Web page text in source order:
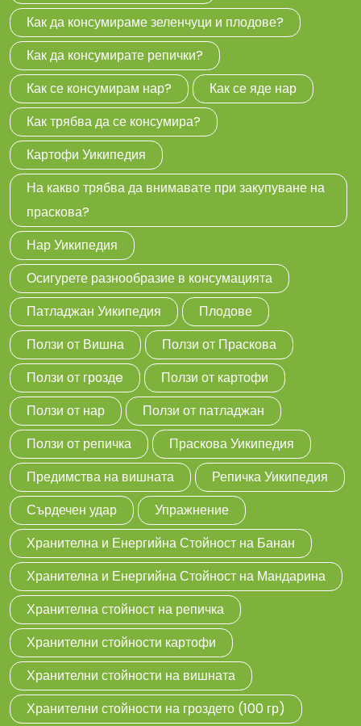
Как да консумираме зеленчуци и плодове?
Как да консумирате репички?
Как се консумирам нар?
Как се яде нар
Как трябва да се консумира?
Картофи Уикипедия
На какво трябва да внимавате при закупуване на
праскова?
Нар Уикипедия
Осигурете разнообразие в консумацията
Патладжан Уикипедия
Плодове
Ползи от Вишна
Ползи от Праскова
Ползи от гроздe
Ползи от картофи
Ползи от нар
Ползи от патладжан
Ползи от репичка
Праскова Уикипедия
Предимства на вишната
Репичка Уикипедия
Сърдечен удар
Упражнение
Хранителна и Енергийна Стойност на Банан
Хранителна и Енергийна Стойност на Мандарина
Хранителна стойност на репичка
Хранителни стойности картофи
Хранителни стойности на вишната
Хранителни стойности на гроздето (100 гр)